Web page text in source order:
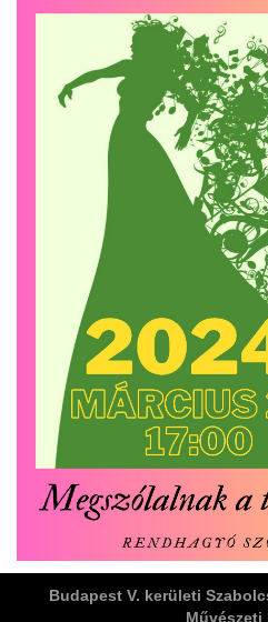
Területi Válogatója
Budapest V. kerületi
Művészeti